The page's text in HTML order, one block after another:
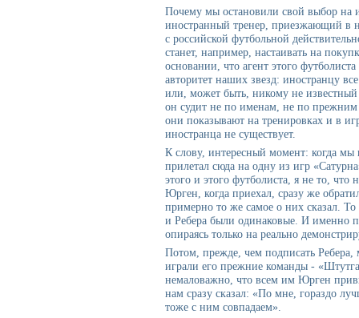
Почему мы остановили свой выбор на
иностранный тренер, приезжающий в
с российской футбольной
станет, например, настаивать на
основании, что агент этого
авторитет наших звезд: иностранцу
или, может быть, никому не
он судит не по именам, не по прежним
они показывают на тренировках и в
иностранца не существует.
К слову, интересный момент: когда
прилетал сюда на одну из игр
этого и этого футболиста, я не то,
Юрген, когда приехал, сразу же
примерно то же самое о них сказал.
и Ребера были одинаковые. И именно
опираясь только на реально
Потом, прежде, чем подписать Ребера,
играли его прежние команды -
немаловажно, что всем им Юрген
нам сразу сказал: «По мне, гораздо
тоже с ним совпадаем».